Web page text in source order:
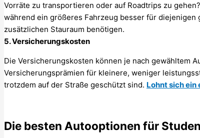
Vorräte zu transportieren oder auf Roadtrips zu
während ein größeres Fahrzeug besser für
zusätzlichen Stauraum benötigen.
5. Versicherungskosten
Die Versicherungskosten können je nach gewähltem
Versicherungsprämien für kleinere, weniger
trotzdem auf der Straße geschützt sind. Lohnt sich ein
Die besten Autooptionen für